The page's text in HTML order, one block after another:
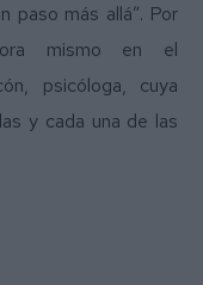
paso más allá”. Por
mismo en el
psicóloga, cuya
y cada una de las